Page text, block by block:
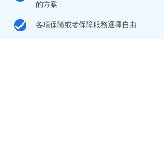
的方案
各項保險或者保障服務選擇自由